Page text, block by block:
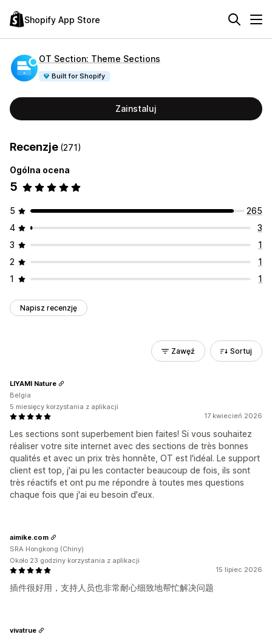
Shopify App Store
OT Section: Theme Sections
Built for Shopify
Zainstaluj
Recenzje (271)
Ogólna ocena
5
5
265
4
3
3
1
2
1
1
1
Napisz recenzję
Zawęź Sortuj
17 kwiecień 2026
Les sections sont superbement bien faites! Si vous souhaitez
réaliser votre site internet avec des sections de très bonnes
qualités et avec un prix très honnête, OT est l'idéal. Le support
client est top, j'ai pu les contacter beaucoup de fois, ils sont
très réactifs et ont pu me répondre à toutes mes questions
chaque fois que j'ai eu besoin d'eux.
LIYAMI Nature
Belgia
5 miesięcy korzystania z aplikacji
15 lipiec 2026
插件很好用，支持人员也非常耐心细致地帮忙解决问题
aimike.com
SRA Hongkong (Chiny)
Około 23 godziny korzystania z aplikacji
vivatrue